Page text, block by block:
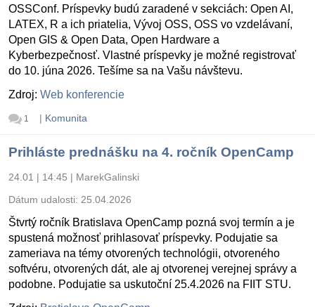
OSSConf. Príspevky budú zaradené v sekciách: Open AI,
LATEX, R a ich priatelia, Vývoj OSS, OSS vo vzdelávaní,
Open GIS & Open Data, Open Hardware a
Kyberbezpečnosť. Vlastné príspevky je možné registrovať
do 10. júna 2026. Tešíme sa na Vašu návštevu.
Zdroj: Web konferencie
1 | Komunita
Prihláste prednášku na 4. ročník OpenCamp
24.01 | 14:45 | MarekGalinski
Dátum udalosti: 25.04.2026
Štvrtý ročník Bratislava OpenCamp pozná svoj termín a je
spustená možnosť prihlasovať príspevky. Podujatie sa
zameriava na témy otvorených technológii, otvoreného
softvéru, otvorených dát, ale aj otvorenej verejnej správy a
podobne. Podujatie sa uskutoční 25.4.2026 na FIIT STU.